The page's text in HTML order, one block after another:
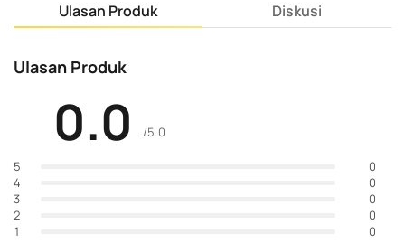
Ulasan Produk Diskusi
Ulasan Produk
0.0 /5.0
5
0
4
0
3
0
2
0
1
0